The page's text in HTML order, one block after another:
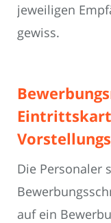
jeweiligen
gewiss.
Die Personaler
auf ein